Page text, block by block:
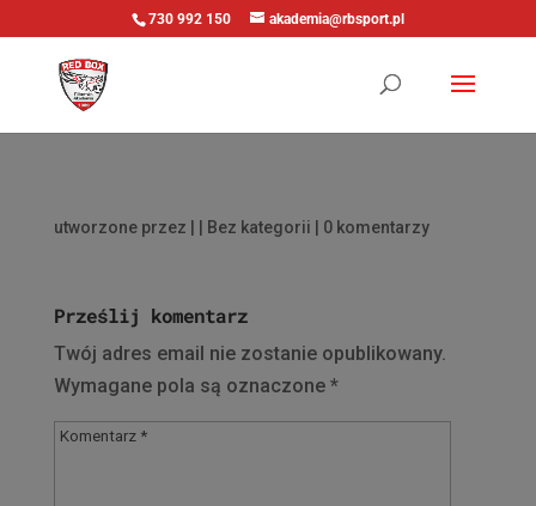
730 992 150 akademia@rbsport.pl
utworzone przez | Bez kategorii | 0 komentarzy
Prześlij komentarz
Twój adres email nie zostanie opublikowany.
Wymagane pola są oznaczone *